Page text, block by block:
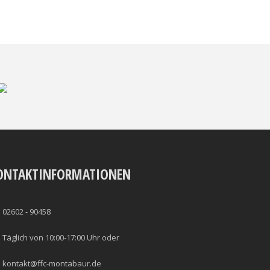
02602 - 90458
Täglich von 10:00-17:00 Uhr oder
kontakt@ffc-montabaur.de